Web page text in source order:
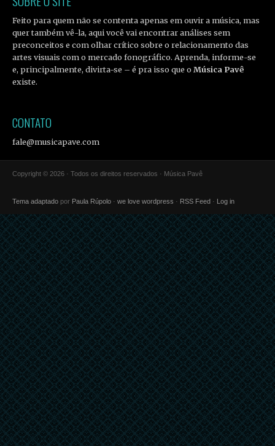
Feito para quem não se contenta apenas em ouvir a música, mas
quer também vê-la, aqui você vai encontrar análises sem
preconceitos e com olhar crítico sobre o relacionamento das
artes visuais com o mercado fonográfico. Aprenda, informe-se
e, principalmente, divirta-se – é pra isso que oMúsica Pavê
existe.
CONTATO
fale@musicapave.com
Copyright © 2026 · Todos os direitos reservados · Música Pavê
Tema adaptado por Paula Rúpolo · we love wordpress · RSS Feed · Log in